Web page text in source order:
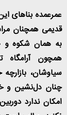
قدیمی همچنان
به همان شکوه و
همچون
سیاوشان،
چنان دل‌نشین و
امکان ندارد